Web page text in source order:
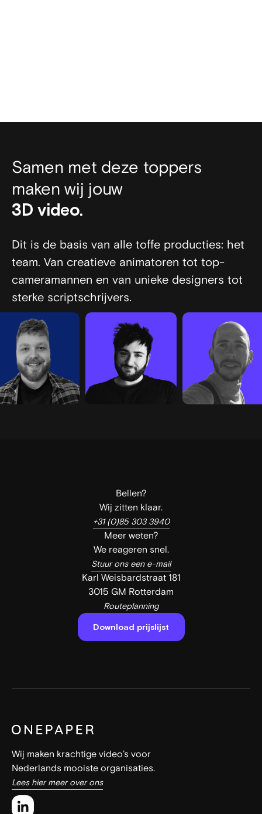
Samen met deze toppers
maken wij jouw
film.
animatie.
video.
3D video.
Dit is de basis van alle toffe producties: het
team. Van creatieve animatoren tot top-
cameramannen en van unieke designers tot
sterke scriptschrijvers.
Bellen?
Wij zitten klaar.
+31 (0)85 303 3940
Meer weten?
We reageren snel.
Stuur ons een e-mail
Karl Weisbardstraat 181
3015 GM Rotterdam
Routeplanning
Download prijslijst
Wij maken krachtige video’s voor
Nederlands mooiste organisaties.
Lees hier meer over ons